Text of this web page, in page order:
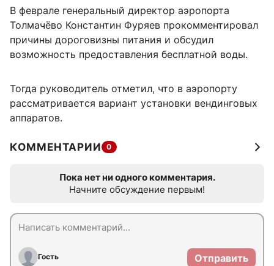
В феврале генеральный директор аэропорта
Толмачёво Константин Фуряев прокомментировал
причины дороговизны питания и обсудил
возможность предоставления бесплатной воды.
Тогда руководитель отметил, что в аэропорту
рассматривается вариант установки вендинговых
аппаратов.
КОММЕНТАРИИ 0
Пока нет ни одного комментария.
Начните обсуждение первым!
Гость Отправить